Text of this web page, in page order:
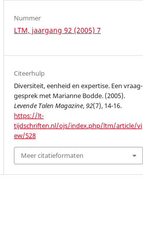
Nummer
LTM, jaargang 92 (2005) 7
Citeerhulp
Diversiteit, eenheid en expertise. Een vraag-
gesprek met Marianne Bodde. (2005).
Levende Talen Magazine,92(7), 14-16.
https://lt-
tijdschriften.nl/ojs/index.php/ltm/article/vi
ew/528
Meer citatieformaten